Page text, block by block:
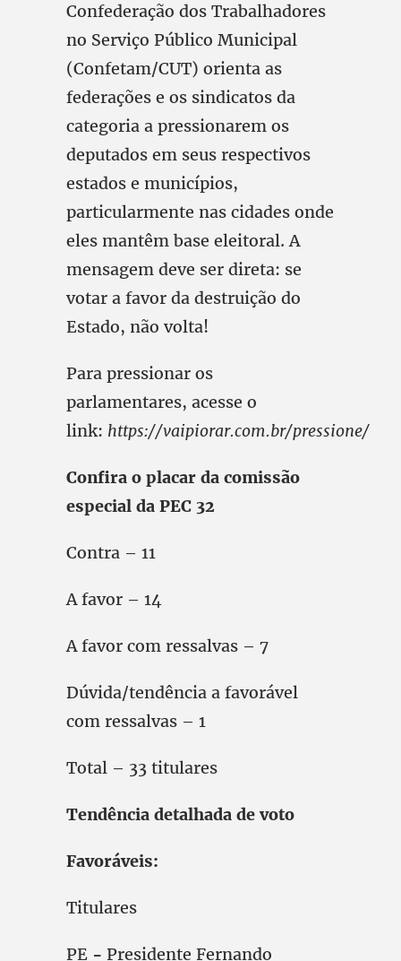
Confederação dos Trabalhadores
no Serviço Público Municipal
(Confetam/CUT) orienta as
federações e os sindicatos da
categoria a pressionarem os
deputados em seus respectivos
estados e municípios,
particularmente nas cidades onde
eles mantêm base eleitoral. A
mensagem deve ser direta: se
votar a favor da destruição do
Estado, não volta!
Para pressionar os
parlamentares, acesse o
link: https://vaipiorar.com.br/pressione/
Confira o placar da comissão
especial da PEC 32
Contra – 11
A favor – 14
A favor com ressalvas – 7
Dúvida/tendência a favorável
com ressalvas – 1
Total – 33 titulares
Tendência detalhada de voto
Favoráveis:
Titulares
PE - Presidente Fernando